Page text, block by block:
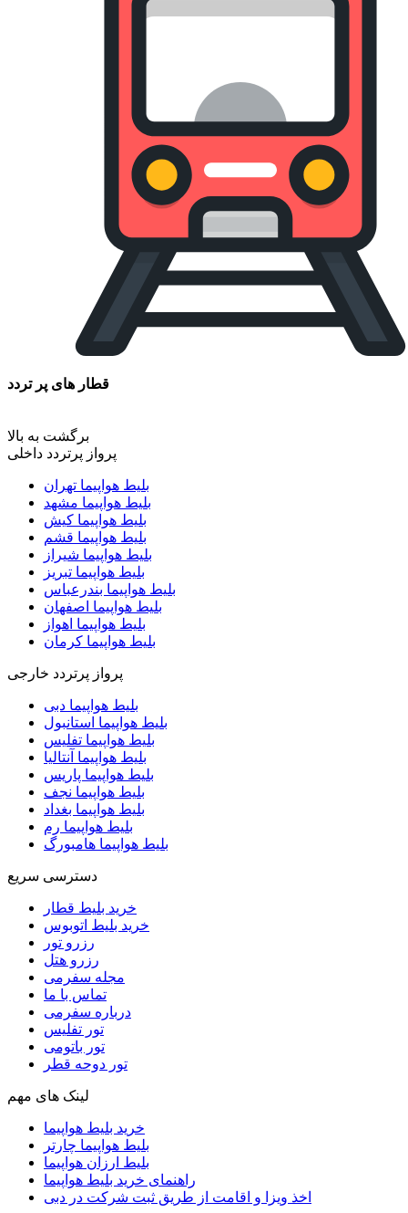
قطار های پر تردد
پرواز پرتردد داخلی
بلیط هواپیما تهران
بلیط هواپیما مشهد
بلیط هواپیما کیش
بلیط هواپیما قشم
بلیط هواپیما شیراز
بلیط هواپیما تبریز
بلیط هواپیما بندرعباس
بلیط هواپیما اصفهان
بلیط هواپیما اهواز
بلیط هواپیما کرمان
پرواز پرتردد خارجی
بلیط هواپیما دبی
بلیط هواپیما استانبول
بلیط هواپیما تفلیس
بلیط هواپیما آنتالیا
بلیط هواپیما پاریس
بلیط هواپیما نجف
بلیط هواپیما بغداد
بلیط هواپیما رم
بلیط هواپیما هامبورگ
دسترسی سریع
خرید بلیط قطار
خرید بلیط اتوبوس
رزرو تور
رزرو هتل
مجله سفرمی
تماس با ما
درباره سفرمی
تور تفلیس
تور باتومی
تور دوحه قطر
لینک های مهم
خرید بلیط هواپیما
بلیط هواپیما چارتر
بلیط ارزان هواپیما
راهنمای خرید بلیط هواپیما
اخذ ویزا و اقامت از طریق ثبت شرکت در دبی